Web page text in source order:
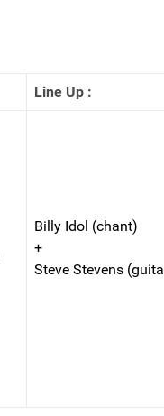
Line Up :
Billy Idol (chant)
+
Steve Stevens